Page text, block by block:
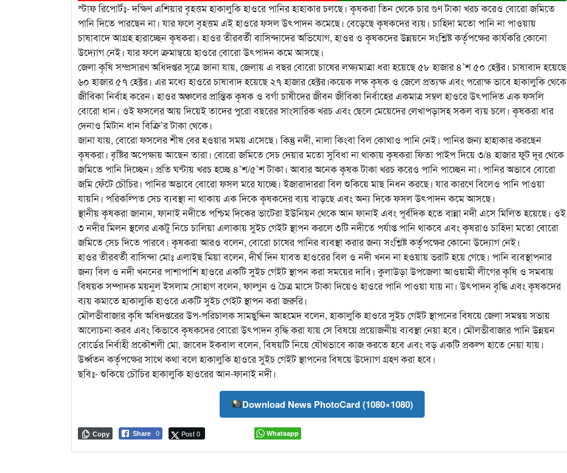
স্টাফ রিপোর্টঃ- দক্ষিণ এশিয়ার বৃহত্তম হাকালুকি হাওরে পানির হাহাকার চলছে। কৃষকরা তিন থেকে চার গুণ টাকা খরচ করেও বোরো জমিতে
পানি দিতে পারছেন না। যার ফলে বৃহত্তম এই হাওরে ফসল উৎপাদন কমেছে। বেড়েছে কৃষকদের ব্যয়। চাহিদা মতো পানি না পাওয়ায়
চাষাবাদে আগ্রহ হারাচ্ছেন কৃষকরা। হাওর তীরবর্তী বাসিন্দাদের অভিযোগ, হাওর ও কৃষকদের উন্নয়নে সংশ্লিষ্ট কর্তৃপক্ষের কার্যকরি কোনো
উদ্যোগ নেই। যার ফলে ক্রমান্বয়ে হাওরে বোরো উৎপাদন কমে আসছে।
জেলা কৃষি সম্প্রসারণ অধিদপ্তর সূত্রে জানা যায়, জেলায় এ বছর বোরো চাষের লক্ষ্যমাত্রা ধরা হয়েছে ৫৮ হাজার ৪’শ ৫০ হেক্টর। চাষাবাদ হয়েছে
৬০ হাজার ৫৭ হেক্টর। এর মধ্যে হাওরে চাষাবাদ হয়েছে ২৭ হাজার হেক্টর।কয়েক লক্ষ কৃষক ও জেলে প্রত্যক্ষ এবং পরোক্ষ ভাবে হাকালুকি থেকে
জীবিকা নির্বাহ করেন। হাওর অঞ্চলের প্রান্তিক কৃষক ও বর্গা চাষীদের জীবন জীবিকা নির্বাহের একমাত্র সম্বল হাওরে উৎপাদিত এক ফসলি
বোরো ধান। ওই ফসলের আয় দিয়েই তাদের পুরো বছরের সাংসারিক খরচ এবং ছেলে মেয়েদের লেখাপড়াসহ সকল ব্যয় চলে। কৃষকরা ধার
দেনাও মিটান ধান বিক্রি’র টাকা থেকে।
জানা যায়, বোরো ফসলের শীষ বের হওয়ার সময় এসেছে। কিন্তু নদী, নালা কিংবা বিল কোথাও পানি নেই। পানির জন্য হাহাকার করছেন
কৃষকরা। বৃষ্টির অপেক্ষায় আছেন তারা। বোরো জমিতে সেচ দেয়ার মতো সুবিধা না থাকায় কৃষকরা ফিতা পাইপ দিয়ে ৩/৪ হাজার ফুট দূর থেকে
জমিতে পানি দিচ্ছেন। প্রতি ঘন্টায় খরচ হচ্ছে ৪’শ/৫’শ টাকা। আবার অনেক কৃষক টাকা খরচ করেও পানি পাচ্ছেন না। পানির অভাবে বোরো
জমি ফেঁটে চৌচির। পানির অভাবে বোরো ফসল মরে যাচ্ছে। ইজারাদাররা বিল শুকিয়ে মাছ নিধন করছে। যার কারণে বিলেও পানি পাওয়া
যায়নি। পরিকল্পিত সেচ ব্যবস্থা না থাকায় এক দিকে কৃষকদের ব্যয় বাড়ছে এবং অন্য দিকে ফসল উৎপাদন কমে আসছে।
স্থানীয় কৃষকরা জানান, ফানাই নদীতে পশ্চিম দিকের ভাটেরা ইউনিয়ন থেকে আন ফানাই এবং পূর্বদিক হতে বান্না নদী এসে মিলিত হয়েছে। ওই
৩ নদীর মিলন স্থলের একটু নিচে চালিয়া এলাকায় সুইচ গেইট স্থাপন করলে ৩টি নদীতে পর্যাপ্ত পানি থাকবে এবং কৃষরাও চাহিদা মতো বোরো
জমিতে সেচ দিতে পারবে। কৃষকরা আরও বলেন, বোরো চাষের পানির ব্যবস্থা করার জন্য সংশ্লিষ্ট কর্তৃপক্ষের কোনো উদ্যোগ নেই।
হাওর তীরবর্তী বাসিন্দা মোঃ এলাইছ মিয়া বলেন, দীর্ঘ দিন যাবত হাওরের বিল ও নদী খনন না হওয়ায় ভরাট হয়ে গেছে। পানি ব্যবস্থাপনার
জন্য বিল ও নদী খননের পাশাপাশি হাওরে একটি সুইচ গেইট স্থাপন করা সময়ের দাবি। কুলাউড়া উপজেলা আওয়ামী লীগের কৃষি ও সমবায়
বিষয়ক সম্পাদক ময়নুল ইসলাম সোহাগ বলেন, ফাল্গুন ও চৈত্র মাসে টাকা দিয়েও হাওরে পানি পাওয়া যায় না। উৎপাদন বৃদ্ধি এবং কৃষকদের
ব্যয় কমাতে হাকালুকি হাওরে একটি সুইচ গেইট স্থাপন করা জরুরি।
মৌলভীবাজার কৃষি অধিদপ্তরের উপ-পরিচালক সামছুদ্দিন আহমেদ বলেন, হাকালুকি হাওরে সুইচ গেইট স্থাপনের বিষয়ে জেলা সমন্বয় সভায়
আলোচনা করব এবং কিভাবে কৃষকদের বোরো উৎপাদন বৃদ্ধি করা যায় সে বিষয়ে প্রয়োজনীয় ব্যবস্থা নেয়া হবে। মৌলভীবাজার পানি উন্নয়ন
বোর্ডের নির্বাহী প্রকৌশলী মো. জাবেদ ইকবাল বলেন, বিষয়টি নিয়ে যৌথভাবে কাজ করতে হবে এবং বড় একটি প্রকল্প হাতে নেয়া যায়।
উর্ধ্বতন কর্তৃপক্ষের সাথে কথা বলে হাকালুকি হাওরে সুইচ গেইট স্থাপনের বিষয়ে উদ্যোগ গ্রহণ করা হবে।
ছবিঃ- শুকিয়ে চৌচির হাকালুকি হাওরের আন-ফানাই নদী।
Download News PhotoCard (1080×1080)
Share 0 Post 0
Copy Whatsapp